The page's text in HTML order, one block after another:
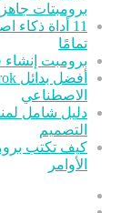
برومبتات
11 أداة
تمامًا
برومبت إنشاء
الاصطناعي
التصميم
الأوامر